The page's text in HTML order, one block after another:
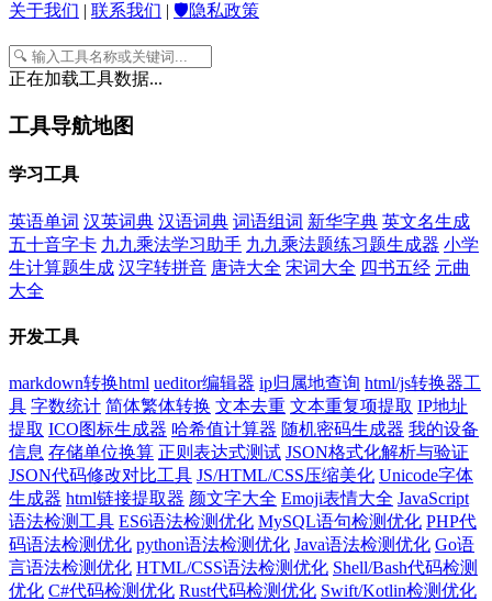
关于我们 | 联系我们 | 🛡️隐私政策
正在加载工具数据...
工具导航地图
学习工具
英语单词 汉英词典 汉语词典 词语组词 新华字典 英文名生成
五十音字卡 九九乘法学习助手 九九乘法题练习题生成器 小学
生计算题生成 汉字转拼音 唐诗大全 宋词大全 四书五经 元曲
大全
开发工具
markdown转换html ueditor编辑器 ip归属地查询 html/js转换器工
具 字数统计 简体繁体转换 文本去重 文本重复项提取 IP地址
提取 ICO图标生成器 哈希值计算器 随机密码生成器 我的设备
信息 存储单位换算 正则表达式测试 JSON格式化解析与验证
JSON代码修改对比工具 JS/HTML/CSS压缩美化 Unicode字体
生成器 html链接提取器 颜文字大全 Emoji表情大全 JavaScript
语法检测工具 ES6语法检测优化 MySQL语句检测优化 PHP代
码语法检测优化 python语法检测优化 Java语法检测优化 Go语
言语法检测优化 HTML/CSS语法检测优化 Shell/Bash代码检测
优化 C#代码检测优化 Rust代码检测优化 Swift/Kotlin检测优化